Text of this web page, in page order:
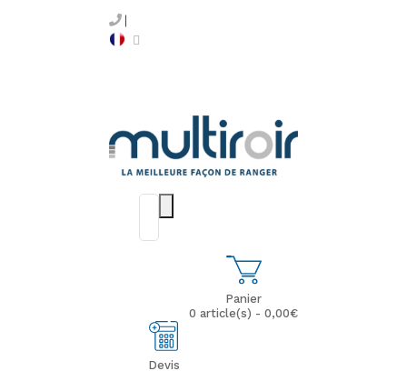
Panier
0 article(s) - 0,00€
Devis